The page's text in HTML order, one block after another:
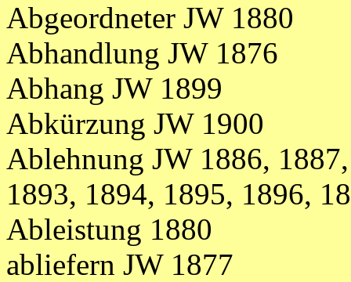
Abgeordneter JW 1880
Abhandlung JW 1876
Abhang JW 1899
Abkürzung JW 1900
Ablehnung JW 1886,
1893, 1894, 1895, 1896,
Ableistung 1880
abliefern JW 1877